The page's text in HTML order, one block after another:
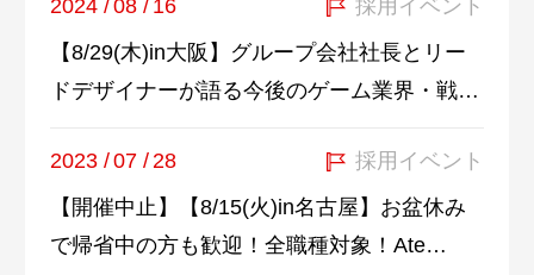
2024 /08 / 16
採用イベント
【8/29(木)in大阪】グループ会社社長とリー
ドデザイナーが語る今後のゲーム業界・戦…
2023 /07 /28
採用イベント
【開催中止】【8/15(火)in名古屋】お盆休み
で帰省中の方も歓迎！全職種対象！Ate…